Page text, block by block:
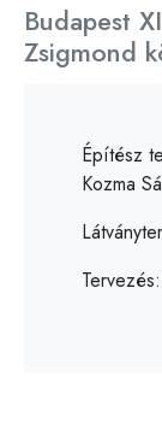
Helyszín
Budapest
Zsigmond
Adatok
Építész
Kozma